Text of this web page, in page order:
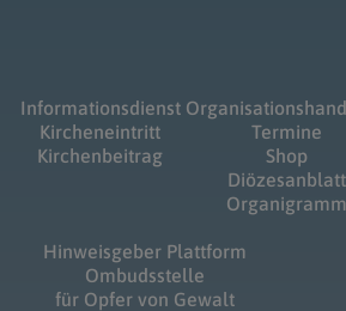
Informationsdienst
Kircheneintritt
Kirchenbeitrag
Termine
Shop
Diözesanblatt
Organigramm
Hinweisgeber Plattform
Ombudsstelle
für Opfer von Gewalt